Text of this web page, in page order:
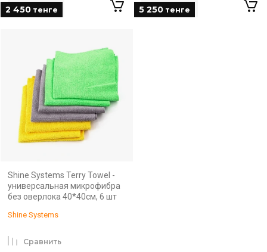
2 450 тенге 5 250 тенге
Shine Systems Terry Towel -
универсальная микрофибра
без оверлока 40*40см, 6 шт
Shine Systems
Сравнить